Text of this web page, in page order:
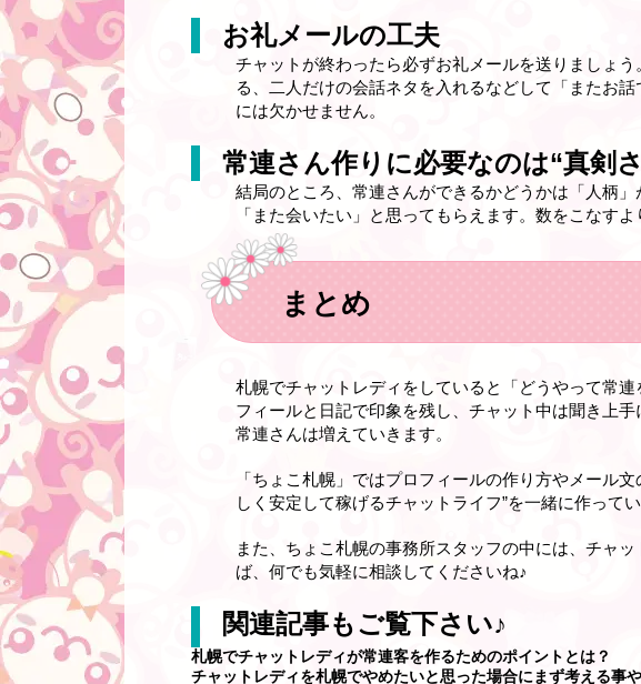
お礼メールの工夫
チャットが終わったら必ずお礼メールを送りましょ
る、二人だけの会話ネタを入れるなどして「またお
には欠かせません。
常連さん作りに必要なのは“真剣
結局のところ、常連さんができるかどうかは「人柄
「また会いたい」と思ってもらえます。数をこなす
まとめ
札幌でチャットレディをしていると「どうやって常
フィールと日記で印象を残し、チャット中は聞き上
常連さんは増えていきます。
「ちょこ札幌」ではプロフィールの作り方やメール
しく安定して稼げるチャットライフ”を一緒に作って
また、ちょこ札幌の事務所スタッフの中には、チャ
ば、何でも気軽に相談してくださいね♪
関連記事もご覧下さい♪
札幌でチャットレディが常連客を作るためのポイントとは？
チャットレディを札幌でやめたいと思った場合にまず考える事